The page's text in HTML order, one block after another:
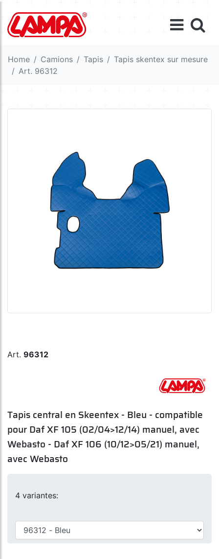
Home Camions Tapis
Tapis skentex sur mesure
Art. 96312
Art. 96312
Tapis central en Skeentex - Bleu - compatible
pour Daf XF 105 (02/04>12/14) manuel, avec
Webasto - Daf XF 106 (10/12>05/21) manuel,
avec Webasto
4 variantes: